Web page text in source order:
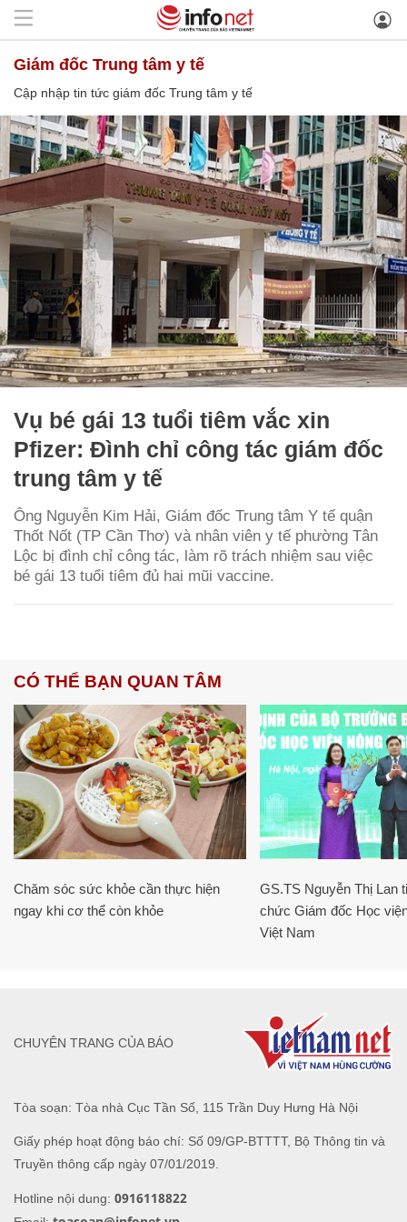
giám đốc Trung tâm y tế
Cập nhập tin tức giám đốc Trung tâm y tế
Vụ bé gái 13 tuổi tiêm vắc xin
Pfizer: Đình chỉ công tác giám đốc
trung tâm y tế
Ông Nguyễn Kim Hải, Giám đốc Trung tâm Y tế quận
Thốt Nốt (TP Cần Thơ) và nhân viên y tế phường Tân
Lộc bị đình chỉ công tác, làm rõ trách nhiệm sau việc
bé gái 13 tuổi tiêm đủ hai mũi vaccine.
CÓ THỂ BẠN QUAN TÂM
Chăm sóc sức khỏe cần thực hiện
ngay khi cơ thể còn khỏe
GS.TS Nguyễn Thị Lan
chức Giám đốc Học
Việt Nam
Tòa soạn: Tòa nhà Cục Tần Số, 115 Trần Duy Hưng Hà Nội
Giấy phép hoạt động báo chí: Số 09/GP-BTTTT, Bộ Thông tin và
Truyền thông cấp ngày 07/01/2019.
Hotline nội dung: 0916118822
CHUYÊN TRANG CỦA BÁO